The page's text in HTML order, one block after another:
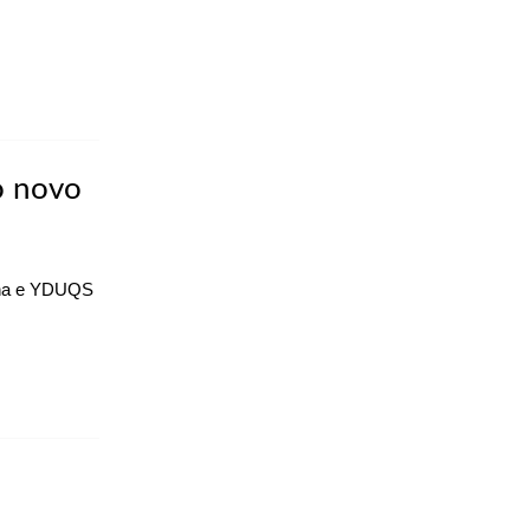
novo
e YDUQS